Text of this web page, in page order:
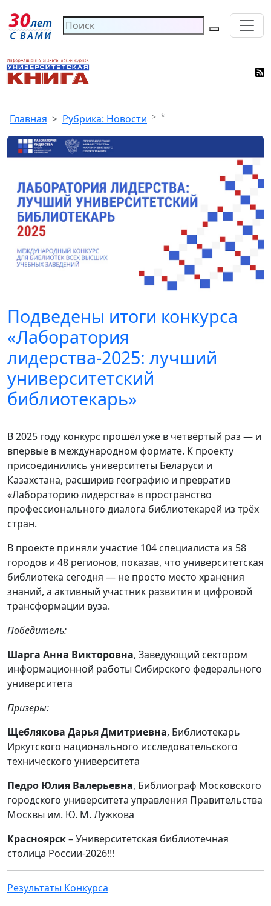
Главная Рубрика: Новости *
Подведены итоги конкурса
«Лаборатория
лидерства-2025: лучший
университетский
библиотекарь»
В 2025 году конкурс прошёл уже в четвёртый раз — и
впервые в международном формате. К проекту
присоединились университеты Беларуси и
Казахстана, расширив географию и превратив
«Лабораторию лидерства» в пространство
профессионального диалога библиотекарей из трёх
стран.
В проекте приняли участие 104 специалиста из 58
городов и 48 регионов, показав, что университетская
библиотека сегодня — не просто место хранения
знаний, а активный участник развития и цифровой
трансформации вуза.
Победитель:
Шарга Анна Викторовна, Заведующий сектором
информационной работы Сибирского федерального
университета
Призеры:
Щеблякова Дарья Дмитриевна, Библиотекарь
Иркутского национального исследовательского
технического университета
Педро Юлия Валерьевна, Библиограф Московского
городского университета управления Правительства
Москвы им. Ю. М. Лужкова
Красноярск– Университетская библиотечная
столица России-2026!!!
Результаты Конкурса